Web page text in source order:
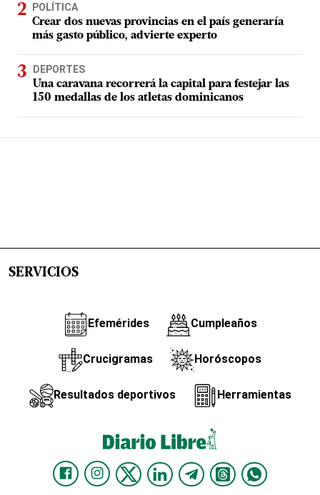
POLÍTICA
Crear dos nuevas provincias en el país generaría
más gasto público, advierte experto
DEPORTES
Una caravana recorrerá la capital para festejar las
150 medallas de los atletas dominicanos
SERVICIOS
Efemérides Cumpleaños
Crucigramas Horóscopos
Resultados deportivos Herramientas